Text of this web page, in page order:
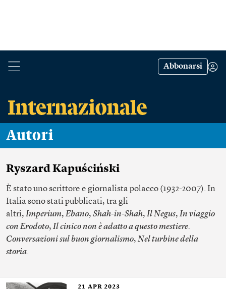
Abbonarsi
Autori
Ryszard Kapuściński
È stato uno scrittore e giornalista polacco (1932-2007). In
Italia sono stati pubblicati, tra gli
altri, Imperium, Ebano, Shah-in-Shah, Il Negus, In viaggio
con Erodoto, Il cinico non è adatto a questo mestiere.
Conversazioni sul buon giornalismo, Nel turbine della
storia.
21 APR 2023